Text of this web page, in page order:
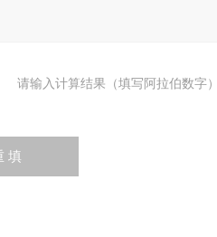
请输入计算结果（填写阿拉伯数字